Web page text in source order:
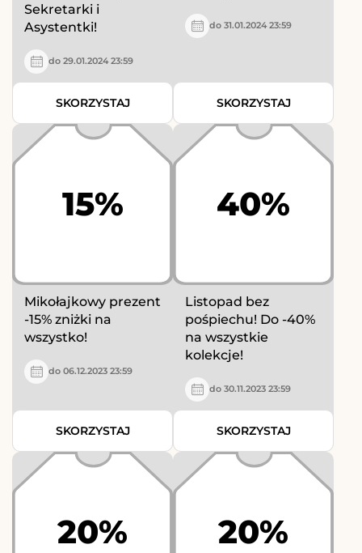
Sekretarki i
Asystentki!
do 29.01.2024 23:59
SKORZYSTAJ
do 31.01.2024 23:59
SKORZYSTAJ
15%
Mikołajkowy prezent
-15% zniżki na
wszystko!
do 06.12.2023 23:59
SKORZYSTAJ
40%
Listopad bez
pośpiechu! Do -40%
na wszystkie
kolekcje!
do 30.11.2023 23:59
SKORZYSTAJ
20% 20%